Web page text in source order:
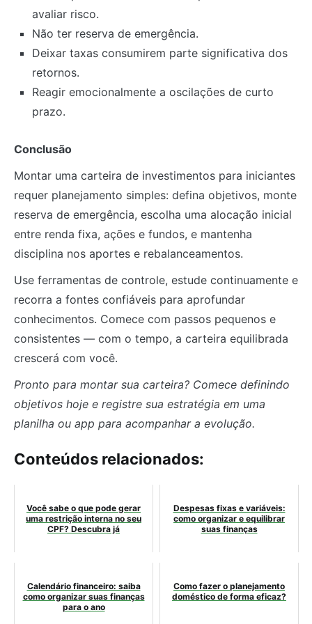
avaliar risco.
Não ter reserva de emergência.
Deixar taxas consumirem parte significativa dos
retornos.
Reagir emocionalmente a oscilações de curto
prazo.
Conclusão
Montar uma carteira de investimentos para iniciantes
requer planejamento simples: defina objetivos, monte
reserva de emergência, escolha uma alocação inicial
entre renda fixa, ações e fundos, e mantenha
disciplina nos aportes e rebalanceamentos.
Use ferramentas de controle, estude continuamente e
recorra a fontes confiáveis para aprofundar
conhecimentos. Comece com passos pequenos e
consistentes — com o tempo, a carteira equilibrada
crescerá com você.
Pronto para montar sua carteira? Comece definindo
objetivos hoje e registre sua estratégia em uma
planilha ou app para acompanhar a evolução.
Conteúdos relacionados:
Você sabe o que pode gerar
uma restrição interna no seu
CPF? Descubra já
Despesas fixas e variáveis:
como organizar e equilibrar
suas finanças
Calendário financeiro: saiba
como organizar suas finanças
para o ano
Como fazer o planejamento
doméstico de forma eficaz?